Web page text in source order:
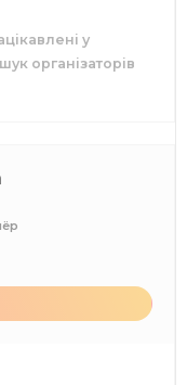
у
організаторів